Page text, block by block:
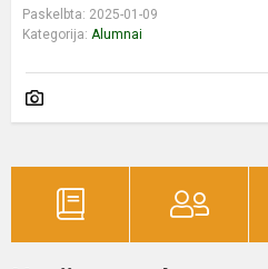
Paskelbta: 2025-01-09
Kategorija: Alumnai